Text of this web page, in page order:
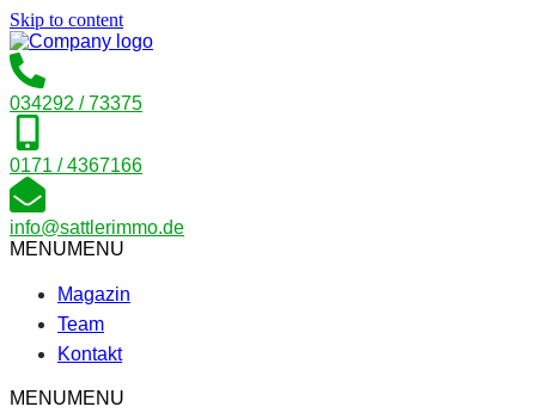
Skip to content
034292 / 73375
0171 / 4367166
info@sattlerimmo.de
MENUMENU
Magazin
Team
Kontakt
MENUMENU